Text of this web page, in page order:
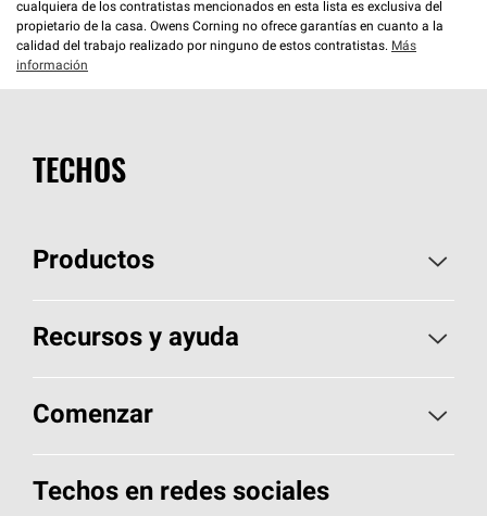
cualquiera de los contratistas mencionados en esta lista es exclusiva del
propietario de la casa. Owens Corning no ofrece garantías en cuanto a la
calidad del trabajo realizado por ninguno de estos contratistas. Más
información
TECHOS
Productos
Elija sus tejas
Encuentre un contratista
Componentes para techos
Recursos y ayuda
Aspectos básicos sobre techos
Herramientas de diseño y color
Comenzar
Llame al 1-800-GET-PINK®
Techos en redes sociales